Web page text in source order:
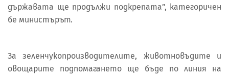
държавата ще продължи подкрепата”, категоричен
бе министърът.
За зеленчукопроизводителите, животновъдите и
овощарите подпомагането ще бъде по линия на